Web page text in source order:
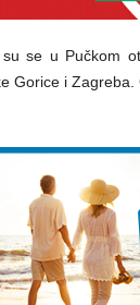
se u Pučkom
Gorice i